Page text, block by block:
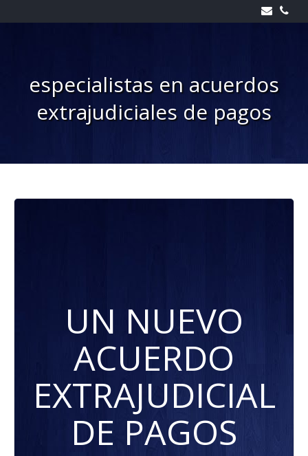
to
especialistas en acuerdos
extrajudiciales de pagos
UN NUEVO
ACUERDO
EXTRAJUDICIAL
DE PAGOS